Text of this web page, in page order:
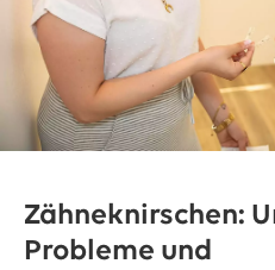
Zähneknirschen:
Probleme und